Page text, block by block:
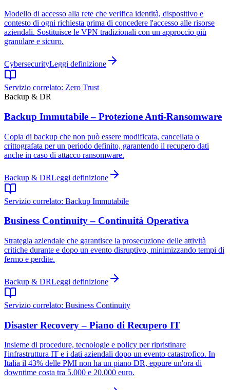
Modello di accesso alla rete che verifica identità, dispositivo e
contesto di ogni richiesta prima di concedere l'accesso alle risorse
aziendali. Sostituisce le VPN tradizionali con un approccio più
granulare e sicuro.
CybersecurityLeggi definizione
Servizio correlato: Zero Trust
Backup & DR
Backup Immutabile – Protezione Anti-Ransomware
Copia di backup che non può essere modificata, cancellata o
crittografata per un periodo definito, garantendo il recupero dati
anche in caso di attacco ransomware.
Backup & DRLeggi definizione
Servizio correlato: Backup Immutabile
Business Continuity – Continuità Operativa
Strategia aziendale che garantisce la prosecuzione delle attività
critiche durante e dopo un evento disruptivo, minimizzando tempi di
fermo e perdite.
Backup & DRLeggi definizione
Servizio correlato: Business Continuity
Disaster Recovery – Piano di Recupero IT
Insieme di procedure, tecnologie e policy per ripristinare
l'infrastruttura IT e i dati aziendali dopo un evento catastrofico. In
Italia il 43% delle PMI non ha un piano DR, eppure un'ora di
downtime costa tra 5.000 e 20.000 euro.